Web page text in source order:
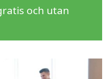
och utan